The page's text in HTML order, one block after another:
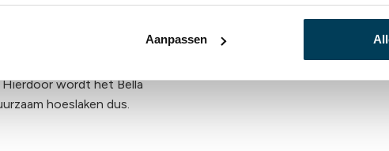
Aanpassen
Hierdoor wordt het Bella
hoeslaken dus.